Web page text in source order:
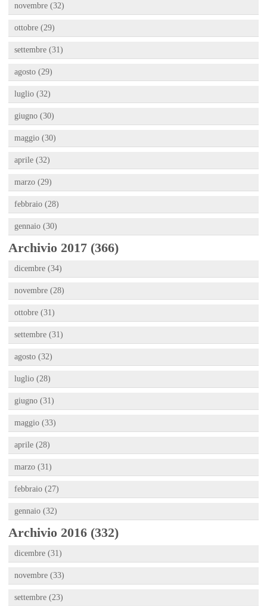
novembre (32)
ottobre (29)
settembre (31)
agosto (29)
luglio (32)
giugno (30)
maggio (30)
aprile (32)
marzo (29)
febbraio (28)
gennaio (30)
Archivio 2017 (366)
dicembre (34)
novembre (28)
ottobre (31)
settembre (31)
agosto (32)
luglio (28)
giugno (31)
maggio (33)
aprile (28)
marzo (31)
febbraio (27)
gennaio (32)
Archivio 2016 (332)
dicembre (31)
novembre (33)
settembre (23)